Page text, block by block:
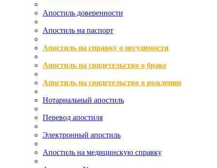
Апостиль доверенности
Апостиль на паспорт
Апостиль на справку о несудимости
Апостиль на свидетельство о браке
Апостиль на свидетельство о рождении
Нотариальный апостиль
Перевод апостиля
Электронный апостиль
Апостиль на медицинскую справку